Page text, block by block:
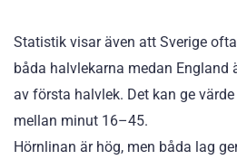
Statistik visar även att Sverige
båda halvlekarna medan England
av första halvlek. Det kan ge
mellan minut 16–45.
Hörnlinan är hög, men båda lag